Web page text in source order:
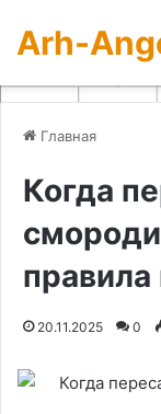
Arh-
Главная
Когда
20.11.2025 0